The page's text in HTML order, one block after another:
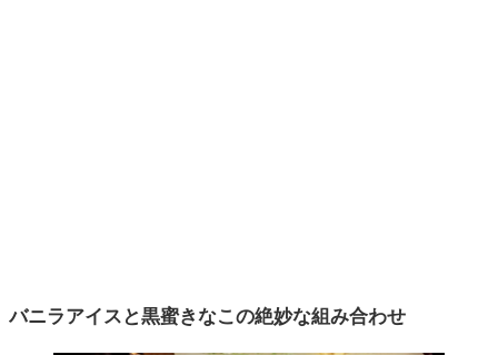
バニラアイスと黒蜜きなこの絶妙な組み合わせ